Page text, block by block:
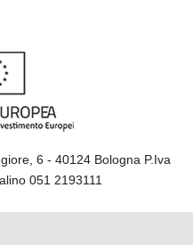
6 - 40124 Bologna P.Iva
051 2193111